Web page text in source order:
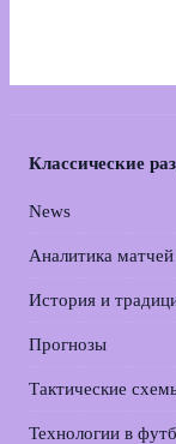
Классические
News
Аналитика матчей
История и
Прогнозы
Тактические
Технологии в